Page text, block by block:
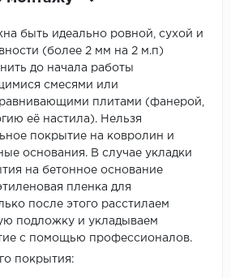
быть идеально ровной, сухой и
(более 2 мм на 2 м.п)
до начала работы
смесями или
плитами (фанерой,
её настила). Нельзя
покрытие на ковролин и
основания. В случае укладки
на бетонное основание
пленка для
после этого расстилаем
подложку и укладываем
с помощью профессионалов.
покрытия: